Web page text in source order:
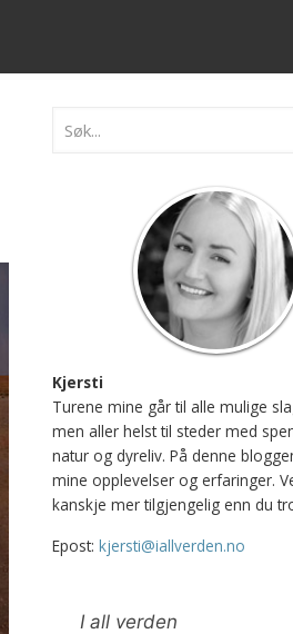
Kjersti
Turene mine går til alle mulige
men aller helst til steder med
natur og dyreliv. På denne
mine opplevelser og erfaringer.
kanskje mer tilgjengelig enn du
Epost: kjersti@iallverden.no
I all verden